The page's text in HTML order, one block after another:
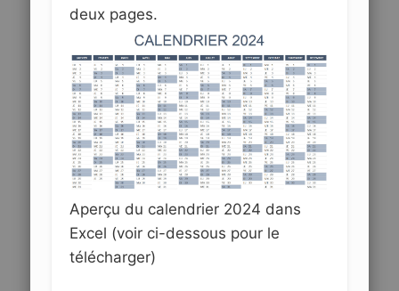
deux pages.
Aperçu du calendrier 2024 dans
Excel (voir ci-dessous pour le
télécharger)